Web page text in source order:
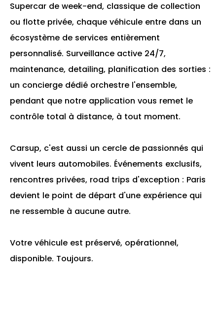
Supercar de week-end, classique de collection
ou flotte privée, chaque véhicule entre dans un
écosystème de services entièrement
personnalisé. Surveillance active 24/7,
maintenance, detailing, planification des sorties :
un concierge dédié orchestre l'ensemble,
pendant que notre application vous remet le
contrôle total à distance, à tout moment.
Carsup, c'est aussi un cercle de passionnés qui
vivent leurs automobiles. Événements exclusifs,
rencontres privées, road trips d'exception : Paris
devient le point de départ d'une expérience qui
ne ressemble à aucune autre.
Votre véhicule est préservé, opérationnel,
disponible. Toujours.